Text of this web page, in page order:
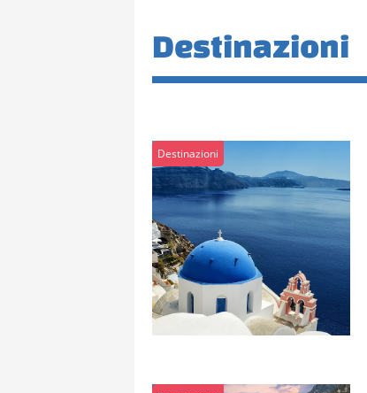
Destinazioni
Destinazioni